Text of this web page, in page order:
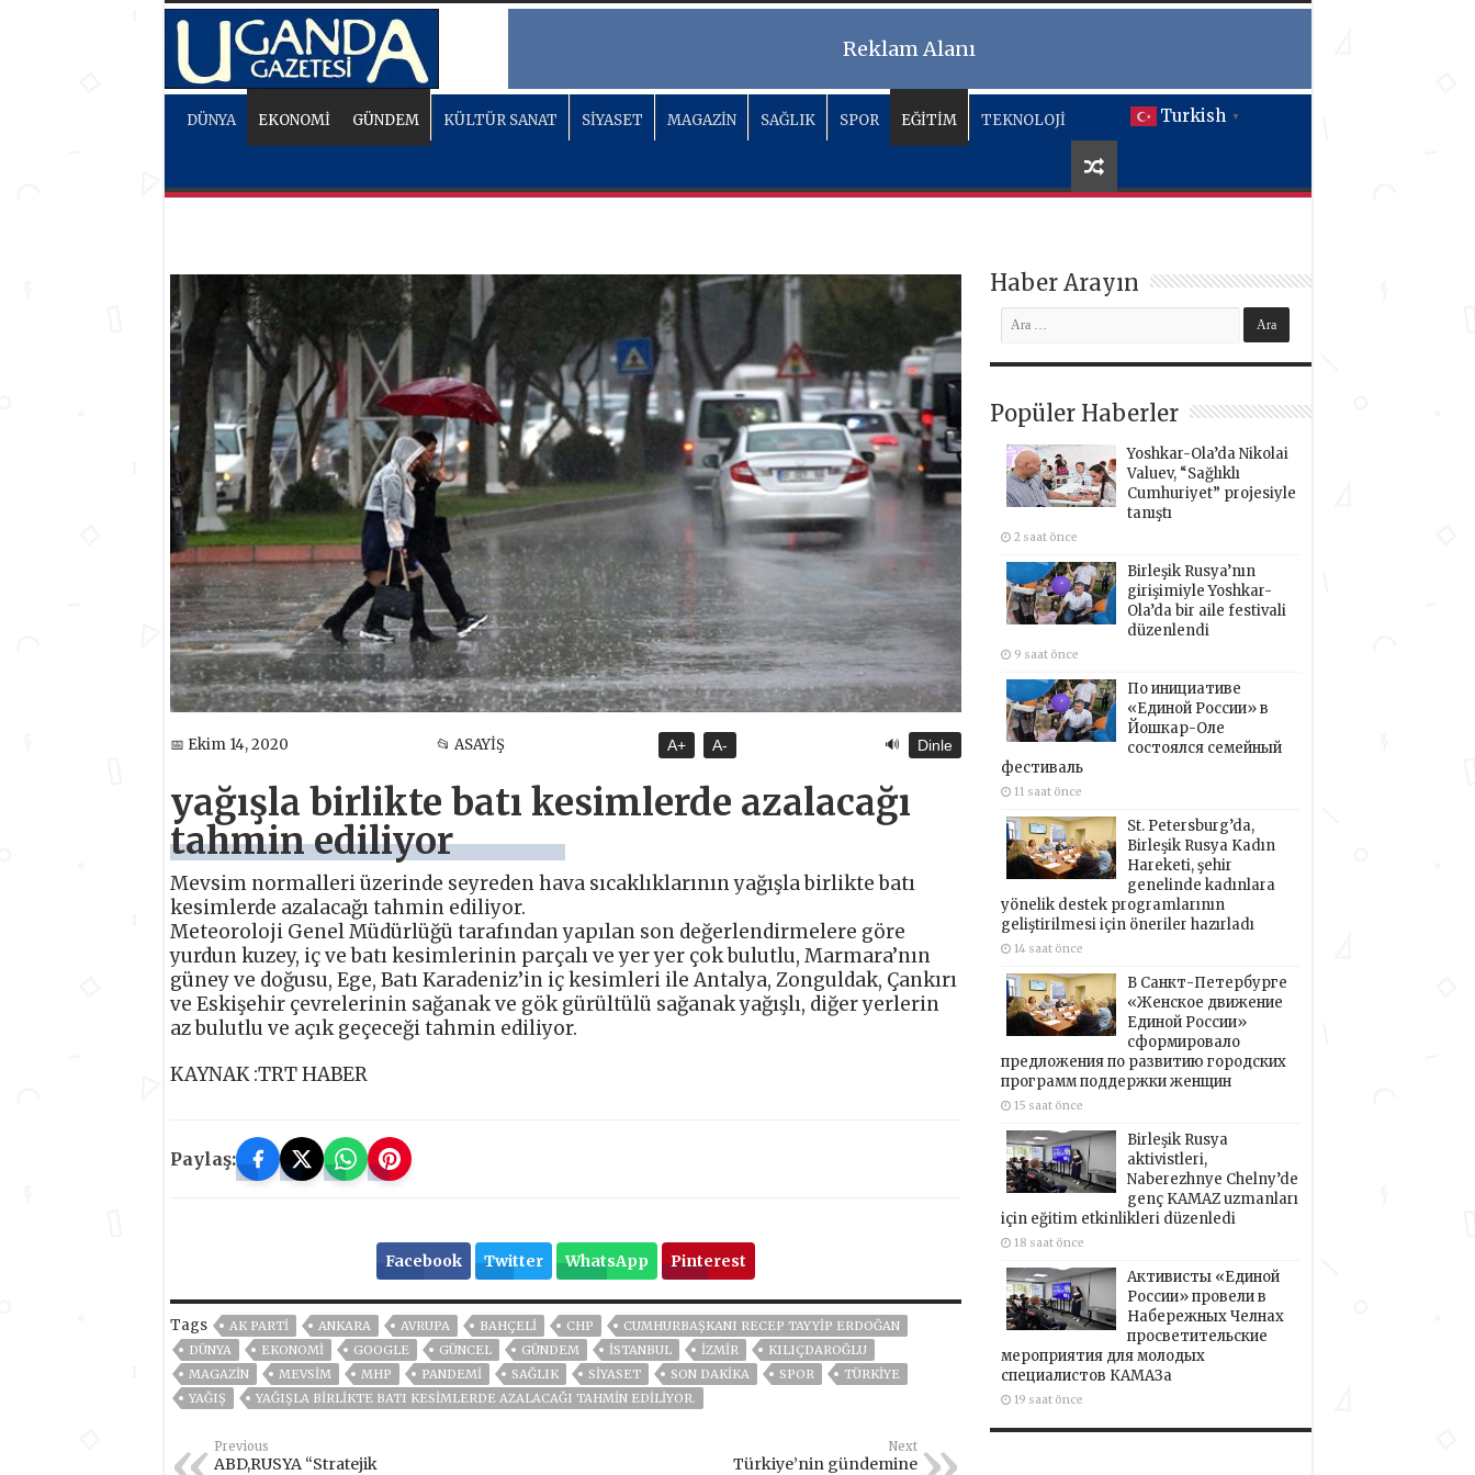
Reklam Alanı
Turkish ▼
DÜNYA EKONOMİ GÜNDEM KÜLTÜR SANAT SİYASET MAGAZİN SAĞLIK SPOR EĞİTİM TEKNOLOJİ
📅 Ekim 14, 2020 📂 ASAYİŞ A+ A- 🔊 Dinle
yağışla birlikte batı kesimlerde azalacağı
tahmin ediliyor
Mevsim normalleri üzerinde seyreden hava sıcaklıklarının yağışla birlikte batı
kesimlerde azalacağı tahmin ediliyor.
Meteoroloji Genel Müdürlüğü tarafından yapılan son değerlendirmelere göre
yurdun kuzey, iç ve batı kesimlerinin parçalı ve yer yer çok bulutlu, Marmara’nın
güney ve doğusu, Ege, Batı Karadeniz’in iç kesimleri ile Antalya, Zonguldak, Çankırı
ve Eskişehir çevrelerinin sağanak ve gök gürültülü sağanak yağışlı, diğer yerlerin
az bulutlu ve açık geçeceği tahmin ediliyor.
KAYNAK :TRT HABER
Paylaş:
Facebook Twitter WhatsApp Pinterest
Tags AK PARTİ ANKARA AVRUPA BAHÇELİ CHP
CUMHURBAŞKANI RECEP TAYYIP ERDOĞAN
DÜNYA
EKONOMİ GOOGLE GÜNCEL GÜNDEM ISTANBUL İZMIR
KILIÇDAROĞLU
MAGAZİN
MEVSİM MHP PANDEMİ SAĞLIK SİYASET SON DAKIKA SPOR
TÜRKİYE
YAĞIŞ
YAĞIŞLA BIRLIKTE BATI KESIMLERDE AZALACAĞI TAHMIN EDILIYOR.
Previous
ABD,RUSYA “Stratejik
Next
Türkiye’nin gündemine
Haber Arayın
Popüler Haberler
Yoshkar-Ola’da Nikolai
Valuev, “Sağlıklı
Cumhuriyet” projesiyle
tanıştı
2 saat önce
Birleşik Rusya’nın
girişimiyle Yoshkar-
Ola’da bir aile festivali
düzenlendi
9 saat önce
По инициативе
«Единой России» в
Йошкар-Оле
состоялся семейный
фестиваль
11 saat önce
St. Petersburg’da,
Birleşik Rusya Kadın
Hareketi, şehir
genelinde kadınlara
yönelik destek programlarının
geliştirilmesi için öneriler hazırladı
14 saat önce
В Санкт-Петербурге
«Женское движение
Единой России»
сформировало
предложения по развитию городских
программ поддержки женщин
15 saat önce
Birleşik Rusya
aktivistleri,
Naberezhnye Chelny’de
genç KAMAZ uzmanları
için eğitim etkinlikleri düzenledi
18 saat önce
Активисты «Единой
России» провели в
Набережных Челнах
просветительские
мероприятия для молодых
специалистов КАМАЗа
19 saat önce